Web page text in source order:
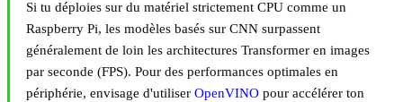
Si tu déploies sur du matériel strictement CPU comme un
Raspberry Pi, les modèles basés sur CNN surpassent
généralement de loin les architectures Transformer en images
par seconde (FPS). Pour des performances optimales en
périphérie, envisage d'utiliser OpenVINO pour accélérer ton